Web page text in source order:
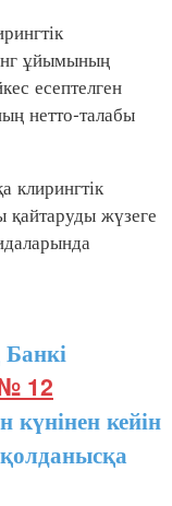
ұйымының
есептелген
нетто-талабы
жүзеге
12
кейін